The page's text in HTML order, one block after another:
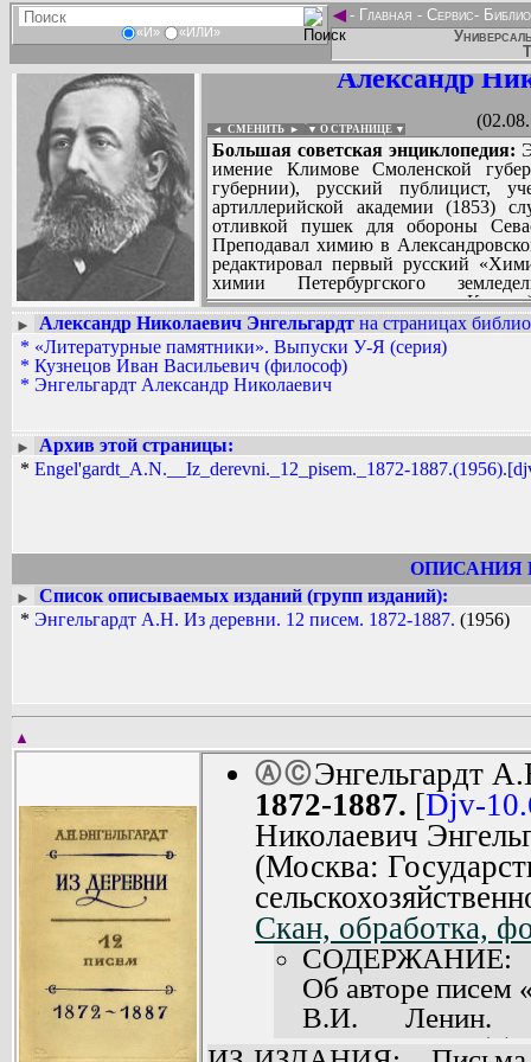
«И» «ИЛИ»
◄- Главная - Сервис-
Александр
◄ СМЕНИТЬ ► ▼ О СТРАНИЦЕ ▼
Большая советская энциклопедия:
имение Климове Смоленской
губернии), русский публицист,
артиллерийской академии (1853)
отливкой пушек для обороны
Преподавал химию в
редактировал первый русский
химии Петербургского
лесотехническая академия им.
за которые был удостоен степени
(1870). За распространение среди
и заключен в Петропавловскую
Батищево, где создал образцовое
подготовки «интеллигентных
Европы», 1887, №5; отдельные
сельского хозяйства, в которых
капиталистической эволюции
защищал народническую теорию
развития России, выступал за
земли крестьянам, рассчитывал
отношений путем реформ. Э.
Вадим Ершов...
...
► Александр Николаевич Энгельгардт на страницах
* «Литературные памятники». Выпуски У-Я (серия)
* Кузнецов Иван Васильевич (философ)
* Энгельгардт Александр Николаевич
►
Архив этой страницы:
* Engel'gardt_A.N.__Iz_derevni._12_pisem._1872-
ОПИСАНИЯ
►
Список описываемых изданий (групп изданий):
* Энгельгардт A.H. Из деревни. 12 писем. 1872-1887. (1956)
▲
ⒶⒸЭнгельгардт
1872-1887. [Djv-
Николаевич
(Москва:
Скан, обработка,
СОДЕРЖАНИЕ:
Об авторе писем
В.И. Ленин.
«наследству» (7).